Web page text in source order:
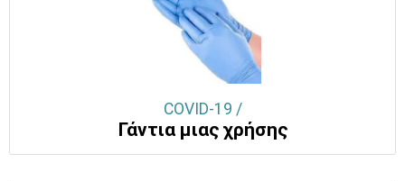
COVID-19 /
Γάντια μιας χρήσης